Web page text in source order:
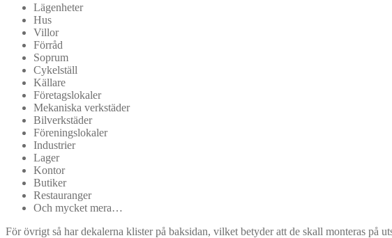
Lägenheter
Hus
Villor
Förråd
Soprum
Cykelställ
Källare
Företagslokaler
Mekaniska verkstäder
Bilverkstäder
Föreningslokaler
Industrier
Lager
Kontor
Butiker
Restauranger
Och mycket mera…
För övrigt så har dekalerna klister på baksidan, vilket betyder att de skall monteras på